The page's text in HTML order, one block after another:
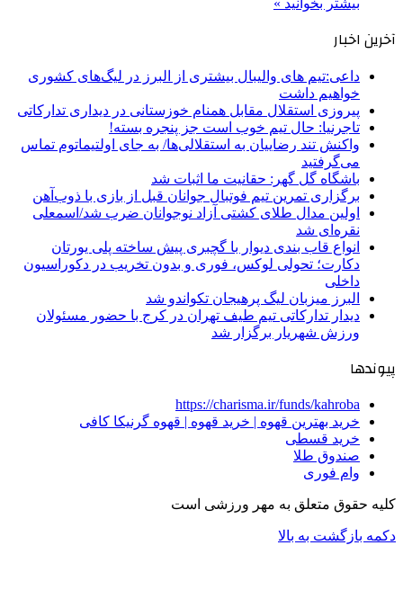
آخرین اخبار
داعی:تیم های والیبال بیشتری از البرز در لیگ‌های کشوری
خواهیم داشت
پیروزی استقلال مقابل همنام خوزستانی در دیداری تدارکاتی
تاجرنیا: حال تیم خوب است جز پنجره بسته!
واکنش تند رضاییان به استقلالی‌ها/ به جای اولتیماتوم تماس
می‌گرفتید
باشگاه گل گهر: حقانیت ما اثبات شد
برگزاری تمرین تیم فوتبال جوانان قبل از بازی با ذوب‌آهن
اولین مدال طلای کشتی آزاد نوجوانان ضرب شد/اسمعلی
نقره‌ای شد
انواع قاب بندی دیوار با گچبری پیش ساخته پلی یورتان
دکارت؛ تحولی لوکس، فوری و بدون تخریب در دکوراسیون
داخلی
البرز میزبان لیگ پرهیجان تکواندو شد
دیدار تدارکاتی تیم طیف تهران در کرج با حضور مسئولان
ورزش شهریار برگزار شد
پیوندها
https://charisma.ir/funds/kahroba
خرید بهترین قهوه | خرید قهوه | قهوه گرنیکا کافی
خرید قسطی
صندوق طلا
وام فوری
کلیه حقوق متعلق به مهر ورزشی است
دکمه بازگشت به بالا